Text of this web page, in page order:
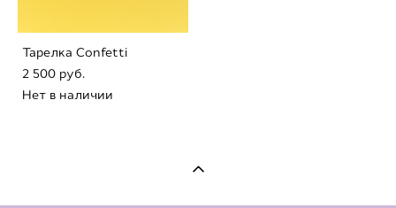
Тарелка Confetti
2 500 pуб.
Нет в наличии